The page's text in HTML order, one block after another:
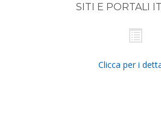
SITI E PORTALI
Clicca per i